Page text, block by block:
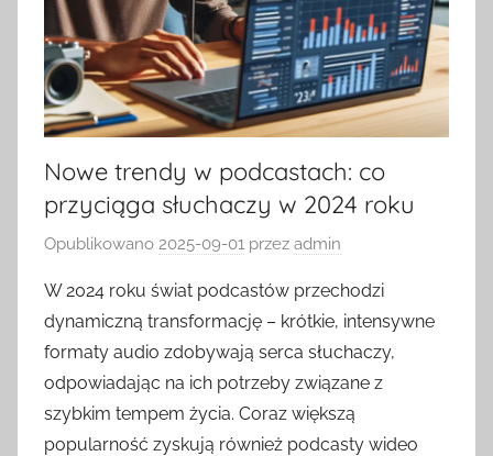
Nowe trendy w podcastach: co
przyciąga słuchaczy w 2024 roku
Opublikowano 2025-09-01 przez admin
W 2024 roku świat podcastów przechodzi
dynamiczną transformację – krótkie, intensywne
formaty audio zdobywają serca słuchaczy,
odpowiadając na ich potrzeby związane z
szybkim tempem życia. Coraz większą
popularność zyskują również podcasty wideo